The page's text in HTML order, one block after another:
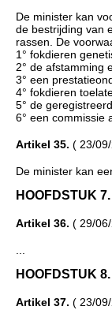
De minister kan
de bestrijding van
rassen. De
1° fokdieren
2° de afstamming
3° een
4° fokdieren
5° de
6° een commissie
Artikel 35. ( 23/
De minister kan
HOOFDSTUK
Artikel 36. ( 29/
...
HOOFDSTUK
Artikel 37. ( 23/